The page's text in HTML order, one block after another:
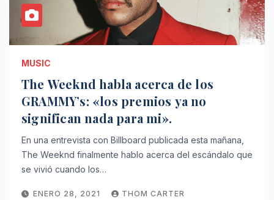
MUSIC
The Weeknd habla acerca de los
GRAMMY’s: «los premios ya no
significan nada para mi».
En una entrevista con Billboard publicada esta mañana,
The Weeknd finalmente hablo acerca del escándalo que
se vivió cuando los…
ENERO 28, 2021 THOM CARTER